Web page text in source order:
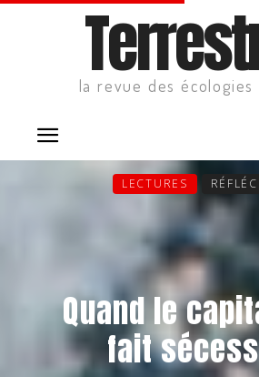
la revue des écologies
LECTURES
Quand le
fait